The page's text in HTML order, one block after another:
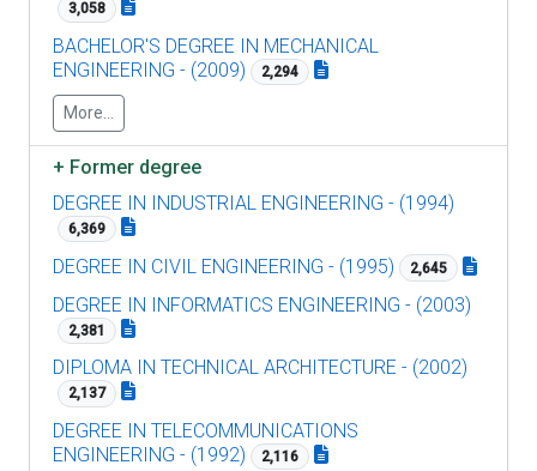
3,058
BACHELOR'S DEGREE IN MECHANICAL
ENGINEERING - (2009)
2,294
More...
+ Former degree
DEGREE IN INDUSTRIAL ENGINEERING - (1994)
6,369
DEGREE IN CIVIL ENGINEERING - (1995) 2,645
DEGREE IN INFORMATICS ENGINEERING - (2003)
2,381
DIPLOMA IN TECHNICAL ARCHITECTURE - (2002)
2,137
DEGREE IN TELECOMMUNICATIONS
ENGINEERING - (1992)
2,116